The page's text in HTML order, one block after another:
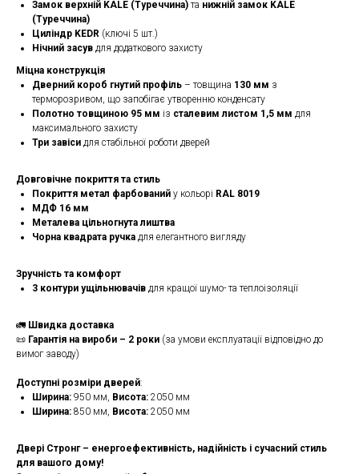
Замок верхній KALE (Туреччина) та нижній замок KALE
(Туреччина)
Циліндр KEDR (ключі 5 шт.)
Нічний засув для додаткового захисту
Міцна конструкція
Дверний короб гнутий профіль – товщина 130 мм з
терморозривом, що запобігає утворенню конденсату
Полотно товщиною 95 мм із сталевим листом 1,5 мм для
максимального захисту
Три завіси для стабільної роботи дверей
Довговічне покриття та стиль
Покриття метал фарбований у кольорі RAL 8019
МДФ 16 мм
Металева цільногнута лиштва
Чорна квадрата ручка для елегантного вигляду
Зручність та комфорт
3 контури ущільнювачів для кращої шумо- та теплоізоляції
🚛 Швидка доставка
📜 Гарантія на вироби – 2 роки (за умови експлуатації відповідно до
вимог заводу)
Доступні розміри дверей:
Ширина: 950 мм, Висота: 2050 мм
Ширина: 850 мм, Висота: 2050 мм
Двері Стронг – енергоефективність, надійність і сучасний стиль
для вашого дому!